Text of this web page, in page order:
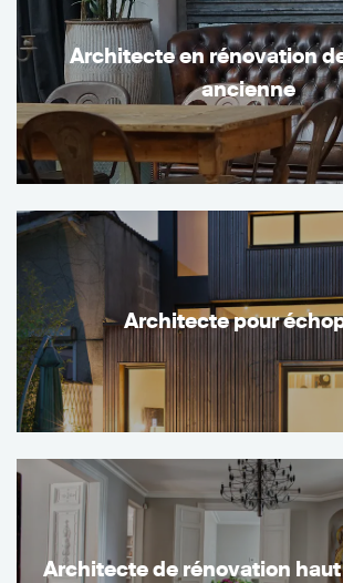
Architecte en rénovation
ancienne
Architecte pour
Architecte de rénovation